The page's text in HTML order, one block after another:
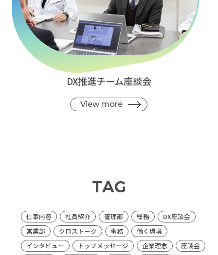
DX推進チーム座談会
View more
TAG
仕事内容 社員紹介 管理部 総務
DX座談会
営業部
クロストーク 事務
働く環境
インタビュー
トップメッセージ 企業理念
座談会